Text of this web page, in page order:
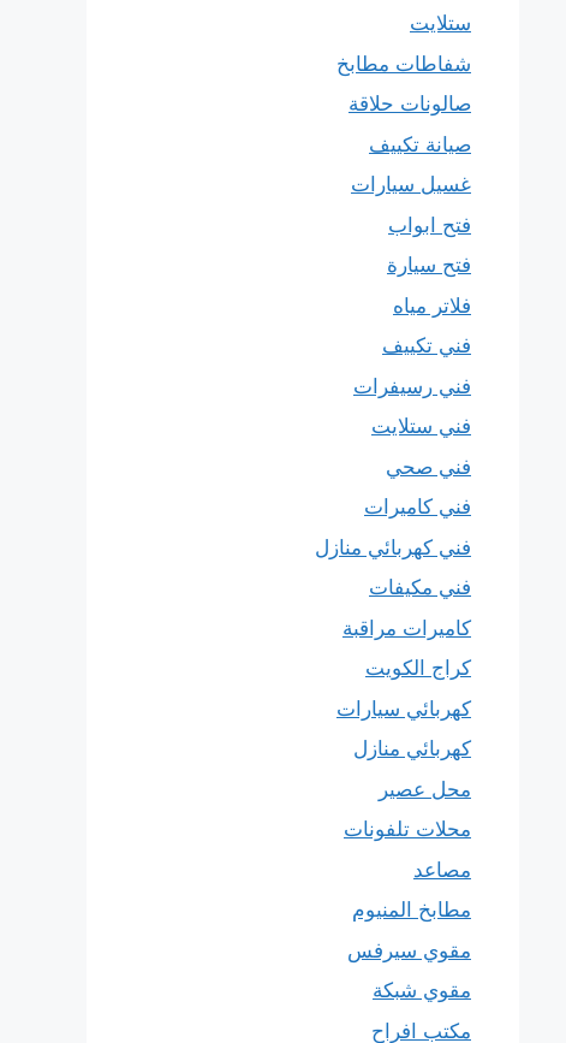
ستلايت
شفاطات مطابخ
صالونات حلاقة
صيانة تكييف
غسيل سيارات
فتح ابواب
فتح سيارة
فلاتر مياه
فني تكييف
فني رسيفرات
فني ستلايت
فني صحي
فني كاميرات
فني كهربائي منازل
فني مكيفات
كاميرات مراقبة
كراج الكويت
كهربائي سيارات
كهربائي منازل
محل عصير
محلات تلفونات
مصاعد
مطابخ المنيوم
مقوي سيرفس
مقوي شبكة
مكتب افراح